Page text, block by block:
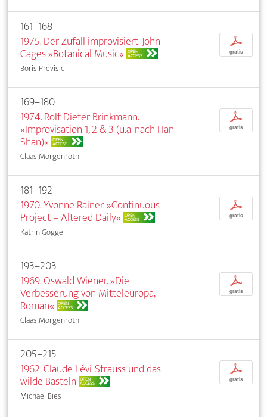
161–168
1975. Der Zufall improvisiert. John
Cages »Botanical Music« OPEN
ACCESS
Boris Previsic
p
gratis
169–180
1974. Rolf Dieter Brinkmann.
»Improvisation 1, 2 & 3 (u.a. nach Han
Shan)« OPEN
ACCESS
Claas Morgenroth
p
gratis
181–192
1970. Yvonne Rainer. »Continuous
Project – Altered Daily« OPEN
ACCESS
Katrin Göggel
p
gratis
193–203
1969. Oswald Wiener. »Die
Verbesserung von Mitteleuropa,
Roman« OPEN
ACCESS
Claas Morgenroth
p
gratis
205–215
1962. Claude Lévi-Strauss und das
wilde Basteln OPEN
ACCESS
Michael Bies
p
gratis